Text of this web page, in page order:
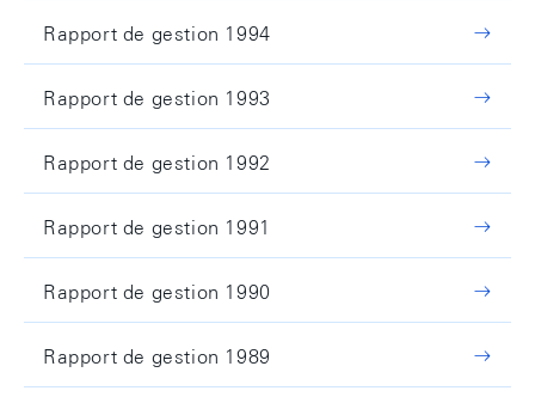
Rapport de gestion 1994
Rapport de gestion 1993
Rapport de gestion 1992
Rapport de gestion 1991
Rapport de gestion 1990
Rapport de gestion 1989